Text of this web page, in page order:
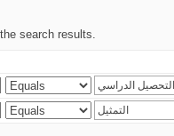
search results.